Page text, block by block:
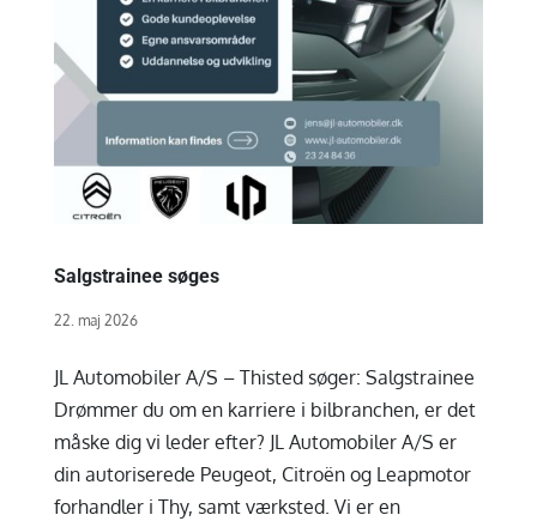
Salgstrainee søges
22. maj 2026
JL Automobiler A/S – Thisted søger: Salgstrainee
Drømmer du om en karriere i bilbranchen, er det
måske dig vi leder efter? JL Automobiler A/S er
din autoriserede Peugeot, Citroën og Leapmotor
forhandler i Thy, samt værksted. Vi er en